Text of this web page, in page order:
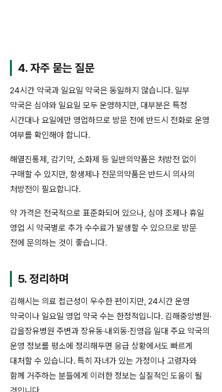
4. 자주 묻는 질문
24시간 약국과 일요일 약국은 동일하지 않습니다. 일부
약국은 심야와 일요일 모두 운영하지만, 대부분은 특정
시간대나 요일에만 영업하므로 방문 전에 반드시 전화로 운영
여부를 확인해야 합니다.
해열진통제, 감기약, 소화제 등 일반의약품은 처방전 없이
구매할 수 있지만, 항생제나 전문의약품은 반드시 의사의
처방전이 필요합니다.
약 가격은 전국적으로 표준화되어 있으나, 심야 조제나 휴일
영업 시 약국별로 추가 수수료가 발생할 수 있으므로 방문
전에 문의하는 것이 좋습니다.
5. 정리하며
김해시는 의료 접근성이 우수한 편이지만, 24시간 운영
약국이나 일요일 영업 약국 수는 한정적입니다. 김해중앙병원·
갑을장유병원 주변과 장유동·내외동·진영읍 일대 주요 약국의
운영 정보를 평소에 정리해두면 응급 상황에서도 빠르게
대처할 수 있습니다. 특히 자녀가 있는 가정이나 고령자와
함께 거주하는 분들에게 이러한 정보는 실질적인 도움이 될